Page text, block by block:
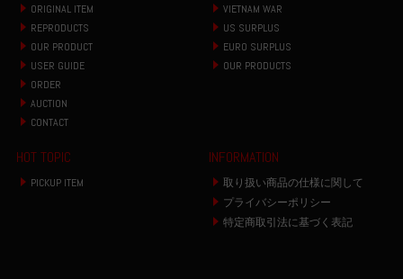
ORIGINAL ITEM
REPRODUCTS
OUR PRODUCT
USER GUIDE
ORDER
AUCTION
CONTACT
VIETNAM WAR
US SURPLUS
EURO SURPLUS
OUR PRODUCTS
HOT TOPIC
PICKUP ITEM
INFORMATION
取り扱い商品の仕様に関して
プライバシーポリシー
特定商取引法に基づく表記